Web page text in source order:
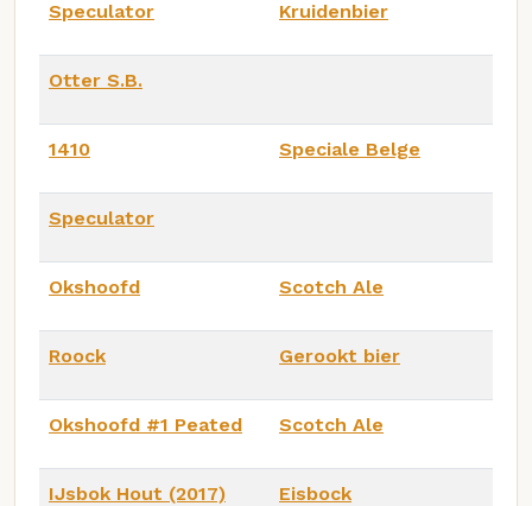
Speculator Kruidenbier
Otter S.B.
1410 Speciale Belge
Speculator
Okshoofd Scotch Ale
Roock Gerookt bier
Okshoofd #1 Peated Scotch Ale
IJsbok Hout (2017) Eisbock